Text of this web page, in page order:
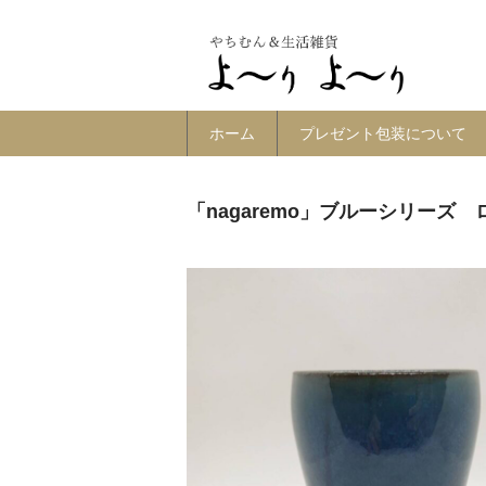
ホーム プレゼント包装について
「nagaremo」ブルーシリーズ